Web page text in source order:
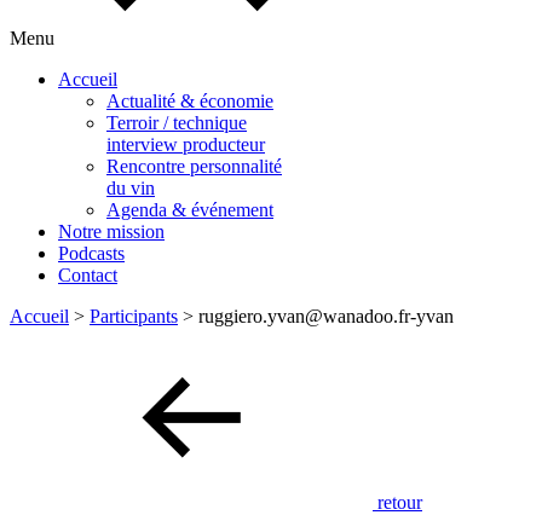
Menu
Accueil
Actualité & économie
Terroir / technique
interview producteur
Rencontre personnalité
du vin
Agenda & événement
Notre mission
Podcasts
Contact
Accueil > Participants > ruggiero.yvan@wanadoo.fr-yvan
retour